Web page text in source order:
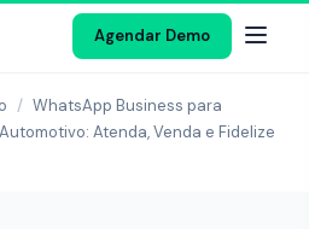
Agendar Demo
/ WhatsApp Business para
Atenda, Venda e Fidelize